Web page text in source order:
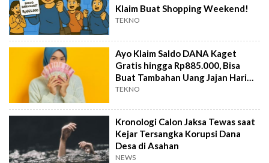
Klaim Buat Shopping Weekend!
TEKNO
Ayo Klaim Saldo DANA Kaget
Gratis hingga Rp885.000, Bisa
Buat Tambahan Uang Jajan Hari
Ini!
TEKNO
Kronologi Calon Jaksa Tewas saat
Kejar Tersangka Korupsi Dana
Desa di Asahan
NEWS